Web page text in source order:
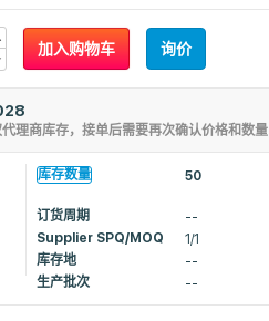
加入购物车 询价
理商库存，接单后需要再次确认价格和数量
库存数量 50
订货周期
--
Supplier SPQ/MOQ
1/1
库存地
--
生产批次
--